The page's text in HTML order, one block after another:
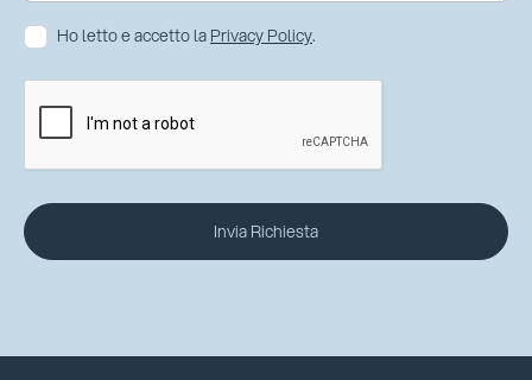
Ho letto e accetto la Privacy Policy.